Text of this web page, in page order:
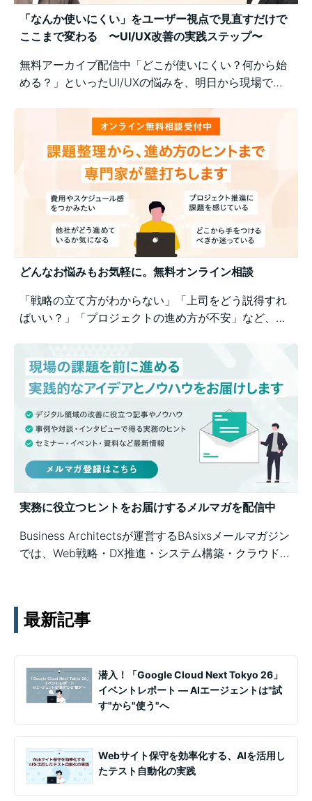
「なんか使いにくい」をユーザー視点で見直すだけで
ここまで変わる 〜UI/UX改善の実践ステップ〜
無料アーカイブ配信中「どこが使いにくい？何から始
める？」といったUI/UXの悩みを、明日から現場で実
の意識差に悩む方にもおすすめの実践型セミナーで
どんなお悩みもお気軽に。無料オンライン相談
「戦略の立て方がわからない」「上司をどう説得すれ
ばいい？」「プロジェクトの進め方が不安」など、業
実務に役立つヒントをお届けするメルマガを配信中
Business Architectsが運営するBAsixsメールマガジン
では、Web戦略・DX推進・システム構築・クラウド活
最新記事
潜入！「Google Cloud Next Tokyo 26」
イベントレポート ― AIエージェントは"試
す"から"使う"へ
Webサイト保守を効率化する、AIを活用し
たテスト自動化の実践